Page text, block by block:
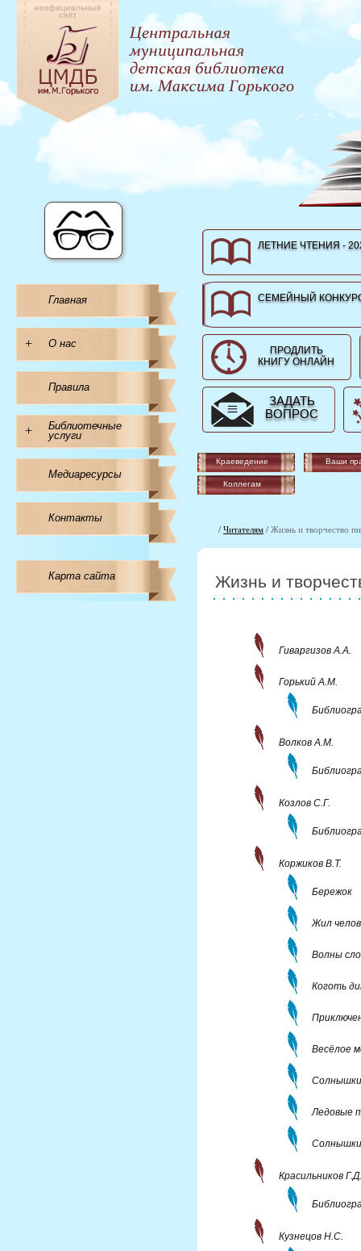
Главная
+ О нас
Правила
+
Библиотечные
услуги
Медиаресурсы
Контакты
Карта сайта
ЛЕТНИЕ ЧТЕНИЯ -
СЕМЕЙНЫЙ
ПРОДЛИТЬ
КНИГУ ОНЛАЙН
ЗАДАТЬ
ВОПРОС
Краеведение Ваши
Коллегам
/ Читателям / Жизнь и творчество
Жизнь и
Гиваргизов А.А.
Горький А.М.
Волков А.М.
Козлов С.Г.
Коржиков В.Т.
Бережок
Жил
Волны
Коготь
Весёлое
Ледовые
Красильников Г.Д.
Кузнецов Н.С.